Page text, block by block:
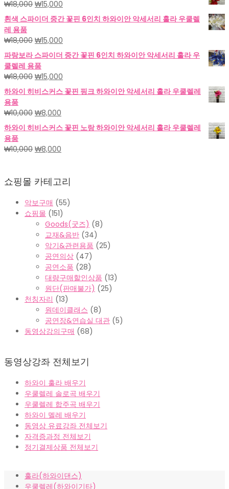
₩18,000 원
래
가
격:
₩18,000.
₩15,000
재
가
₩15,000.
흰색 스파이더 중간 꽃핀 6인치 하와이안 악세서리 훌라 우쿨렐
레 용품
₩18,000 원
래
가
격:
₩18,000.
₩15,000
재
가
₩15,000.
파랑보라 스파이더 중간 꽃핀 6인치 하와이안 악세서리 훌라 우
쿨렐레 용품
₩18,000 원
래
가
격:
₩18,000.
₩15,000
재
가
하와이 히비스커스 꽃핀 핑크 하와이안 악세서리 훌라 우쿨렐레
용품
₩10,000 원
래
가
격:
₩10,000.
₩8,000
재
가
₩8,000.
하와이 히비스커스 꽃핀 노랑 하와이안 악세서리 훌라 우쿨렐레
용품
₩10,000 원
격:
₩8,000
격:
쇼핑몰 카테고리
악보구매 (55)
쇼핑몰 (151)
Goods(굿즈) (8)
교재&음반 (34)
악기&관련용품 (25)
공연의상 (47)
공연소품 (28)
대량구매할인상품 (13)
원단(판매불가) (25)
천칭자리 (13)
원데이클래스 (8)
공연장&연습실 대관 (5)
동영상강의구매 (68)
동영상강좌 전체보기
하와이 훌라 배우기
우쿨렐레 솔로곡 배우기
우쿨렐레 합주곡 배우기
하와이 멜레 배우기
동영상 유료강좌 전체보기
자격증과정 전체보기
정기결제상품 전체보기
훌라(하와이댄스)
우쿨렐레(하와이기타)